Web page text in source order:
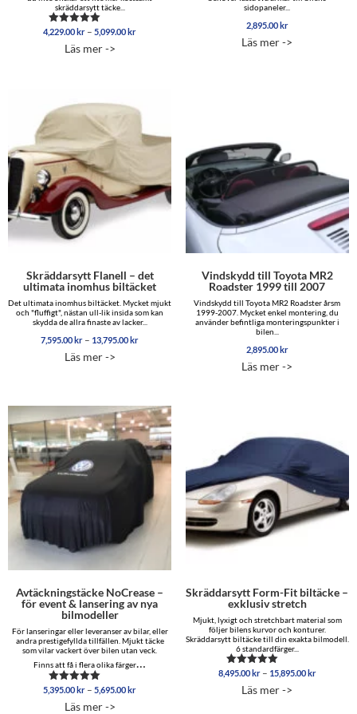
skräddarsytt täcke...
Betygsatt
av 5
4,229.00 kr – 5,099.00 krPrisintervall:
Läs mer ->
sidopaneler...
2,895.00 kr
Läs mer ->
Skräddarsytt Flanell – det
ultimata inomhus biltäcket
Det ultimata inomhus biltäcket. Mycket mjukt
och "fluffigt", nästan ull-lik insida som kan
skydda de allra finaste av lacker...
7,595.00kr – 13,795.00krPrisintervall:
Läs mer ->
Vindskydd till Toyota MR2
Roadster 1999 till 2007
Vindskydd till Toyota MR2 Roadster årsm
1999-2007. Mycket enkel montering, du
använder befintliga monteringspunkter i
bilen...
2,895.00kr
Läs mer ->
Avtäckningstäcke NoCrease –
för event & lansering av nya
bilmodeller
För lanseringar eller leveranser av bilar, eller
andra prestigefyllda tillfällen. Mjukt täcke
som vilar vackert över bilen utan veck.
Finns att få i flera olika färger…
Betygsatt
av 5
5,395.00kr – 5,695.00krPrisintervall:
Läs mer ->
Skräddarsytt Form-Fit biltäcke –
exklusiv stretch
Mjukt, lyxigt och stretchbart material som
följer bilens kurvor och konturer.
Skräddarsytt biltäcke till din exakta bilmodell.
6 standardfärger...
Betygsatt
av 5
8,495.00kr – 15,895.00kr
Läs mer ->